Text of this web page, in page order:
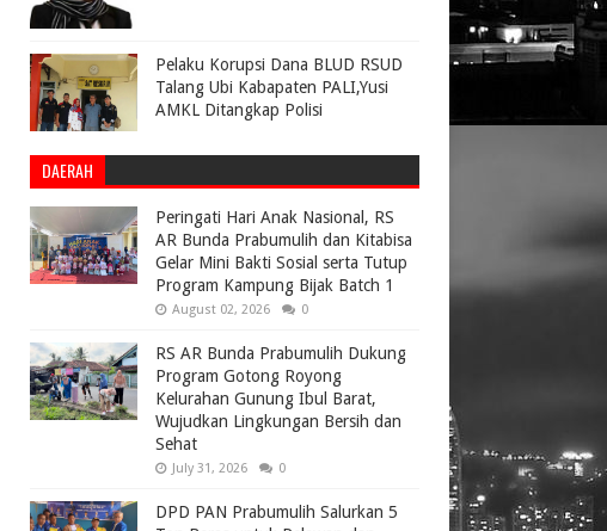
Pelaku Korupsi Dana BLUD RSUD
Talang Ubi Kabapaten PALI,Yusi
AMKL Ditangkap Polisi
DAERAH
Peringati Hari Anak Nasional, RS
AR Bunda Prabumulih dan Kitabisa
Gelar Mini Bakti Sosial serta Tutup
Program Kampung Bijak Batch 1
August 02, 2026 0
RS AR Bunda Prabumulih Dukung
Program Gotong Royong
Kelurahan Gunung Ibul Barat,
Wujudkan Lingkungan Bersih dan
Sehat
July 31, 2026 0
DPD PAN Prabumulih Salurkan 5